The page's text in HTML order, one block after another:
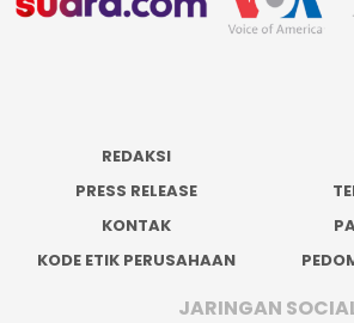
REDAKSI
PRESS RELEASE
KONTAK
KODE ETIK PERUSAHAAN
JARINGAN